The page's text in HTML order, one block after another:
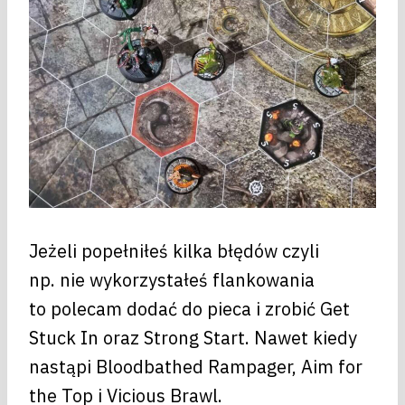
Jeżeli popełniłeś kilka błędów czyli
np. nie wykorzystałeś flankowania
to polecam dodać do pieca i zrobić Get
Stuck In oraz Strong Start. Nawet kiedy
nastąpi Bloodbathed Rampager, Aim for
the Top i Vicious Brawl.